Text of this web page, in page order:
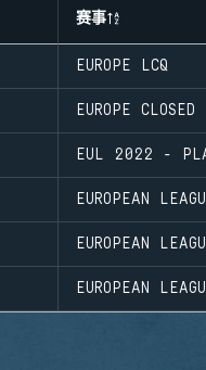
赛事
EUROPE LCQ
EUROPE CLOSED
EUL 2022 -
EUROPEAN
EUROPEAN
EUROPEAN